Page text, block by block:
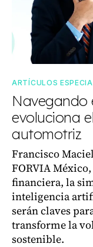
ARTÍCULOS
Navegando
evoluciona
automotriz
Francisco
FORVIA
financiera, la
inteligencia
serán claves
transforme la
sostenible.